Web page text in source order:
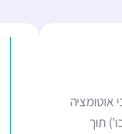
אוטומציה
תוך